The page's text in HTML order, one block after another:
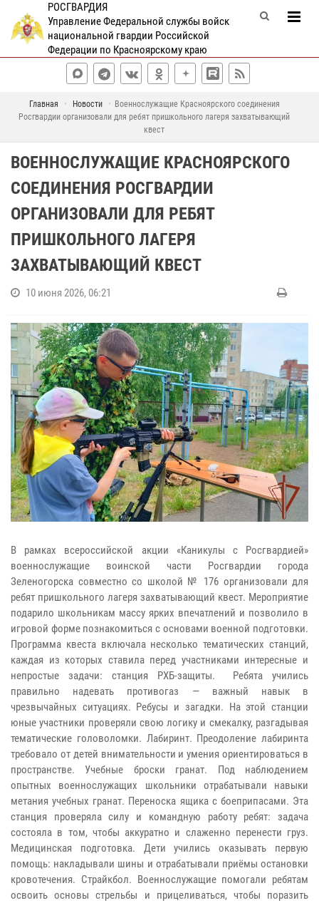
РОСГВАРДИЯ
Управление Федеральной службы войск
национальной гвардии Российской
Федерации по Красноярскому краю
Главная Новости
Военнослужащие Красноярского соединения
Росгвардии организовали для ребят пришкольного лагеря захватывающий
квест
ВОЕННОСЛУЖАЩИЕ КРАСНОЯРСКОГО
СОЕДИНЕНИЯ РОСГВАРДИИ
ОРГАНИЗОВАЛИ ДЛЯ РЕБЯТ
ПРИШКОЛЬНОГО ЛАГЕРЯ
ЗАХВАТЫВАЮЩИЙ КВЕСТ
10 июня 2026, 06:21
В рамках всероссийской акции «Каникулы с Росгвардией»
военнослужащие воинской части Росгвардии города
Зеленогорска совместно со школой № 176 организовали для
ребят пришкольного лагеря захватывающий квест. Мероприятие
подарило школьникам массу ярких впечатлений и позволило в
игровой форме познакомиться с основами военной подготовки.
Программа квеста включала несколько тематических станций,
каждая из которых ставила перед участниками интересные и
непростые задачи: станция РХБ-защиты. Ребята учились
правильно надевать противогаз — важный навык в
чрезвычайных ситуациях. Ребусы и загадки. На этой станции
юные участники проверяли свою логику и смекалку, разгадывая
тематические головоломки. Лабиринт. Преодоление лабиринта
требовало от детей внимательности и умения ориентироваться в
пространстве. Учебные броски гранат. Под наблюдением
опытных военнослужащих школьники отрабатывали навыки
метания учебных гранат. Переноска ящика с боеприпасами. Эта
станция проверяла силу и командную работу ребят: задача
состояла в том, чтобы аккуратно и слаженно перенести груз.
Медицинская подготовка. Дети учились оказывать первую
помощь: накладывали шины и отрабатывали приёмы остановки
кровотечения. Страйкбол. Военнослужащие помогали ребятам
освоить основы стрельбы и прицеливаться, чтобы поразить